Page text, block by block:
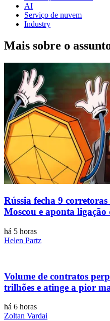
AI
Serviço de nuvem
Industry
Mais sobre o
Rússia fecha 9
Moscou e aponta ligação
há 5 horas
Helen Partz
Volume de contratos
trilhões e atinge a pior
há 6 horas
Zoltan Vardai